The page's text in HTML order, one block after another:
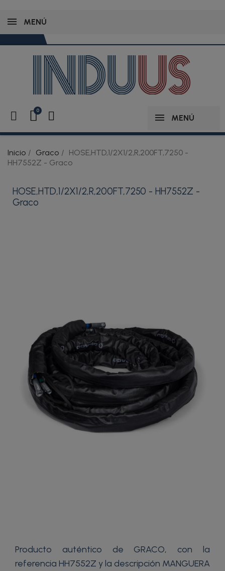
MENÚ
MENÚ
Inicio Graco
HOSE,HTD,1/2X1/2,R,200FT,7250 -
HH7552Z - Graco
HOSE,HTD,1/2X1/2,R,200FT,7250 - HH7552Z -
Graco
Producto auténtico de GRACO, con la
referencia HH7552Z y la descripción MANGUERA